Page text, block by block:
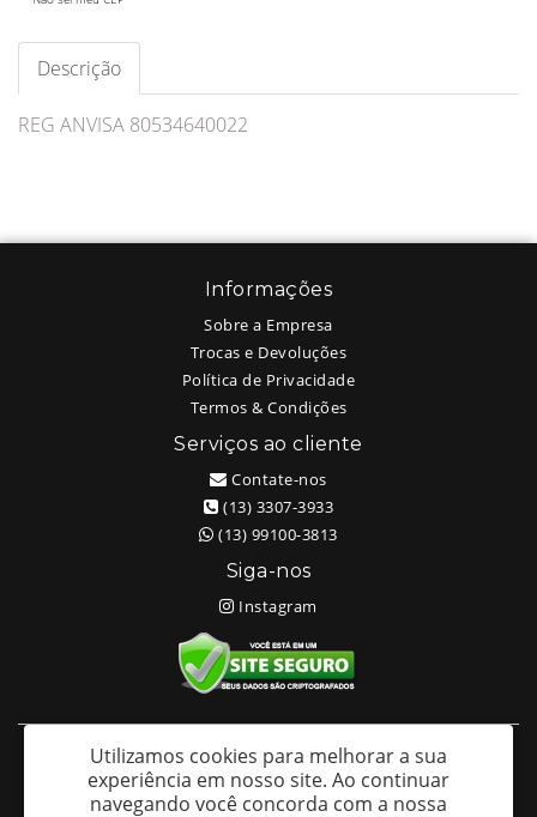
Descrição
REG ANVISA 80534640022
Informações
Sobre a Empresa
Trocas e Devoluções
Política de Privacidade
Termos & Condições
Serviços ao cliente
Contate-nos
(13) 3307-3933
(13) 99100-3813
Siga-nos
Instagram
White Head Tattoo (Wellington Ricardo Kudlinski EPP) - CNPJ:
09.635.966/0001-70
Utilizamos cookies para melhorar a sua
experiência em nosso site. Ao continuar
navegando você concorda com a nossa